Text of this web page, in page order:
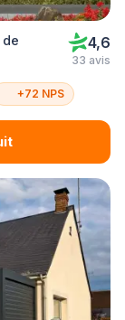
4,6
33 avis
+72 NPS